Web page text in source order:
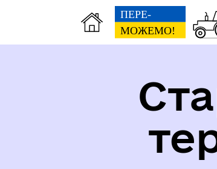
Безбар'єрність